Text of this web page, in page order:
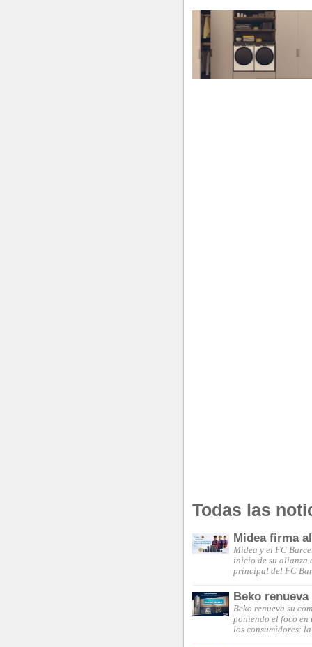
Todas las
Midea firma
Midea y el FC
inicio de su alianza
principal del FC
Beko
Beko renueva su
poniendo el foco en
los consumidores: